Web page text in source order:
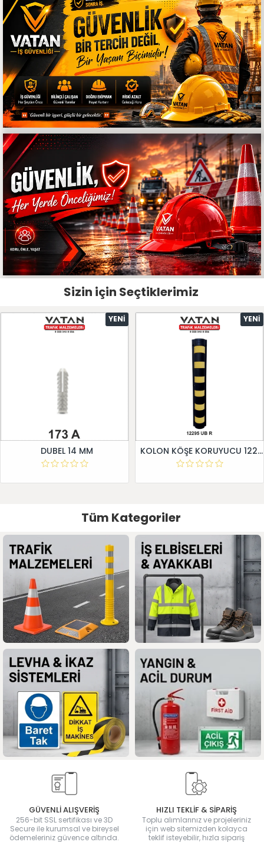
Sizin için Seçtiklerimiz
YENI
DUBEL 14 MM
YENI
KOLON KÖŞE KORUYUCU 12295 UB R
Tüm Kategoriler
GÜVENLİ ALIŞVERİŞ
256-bit SSL sertifikası ve 3D
Secure ile kurumsal ve bireysel
ödemeleriniz güvence altında.
HIZLI TEKLİF & SİPARİŞ
Toplu alımlarınız ve projeleriniz
için web sitemizden kolayca
teklif isteyebilir, hızla sipariş